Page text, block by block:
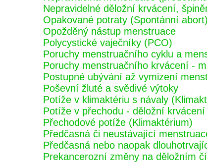
Nepravidelné děložní krvácení,
Opakované potraty (Spontánní abort)
Opožděný nástup menstruace
Polycystické vaječníky (PCO)
Poruchy menstruačního cyklu a
Poruchy menstruačního krvácení -
Postupné ubývání až vymizení
Poševní žluté a svědivé výtoky
Potíže v klimaktériu s návaly
Potíže v přechodu - děložní
Přechodové potíže (Klimaktérium)
Předčasná či neustávající
Předčasná nebo naopak
Prekancerozní změny na děložním